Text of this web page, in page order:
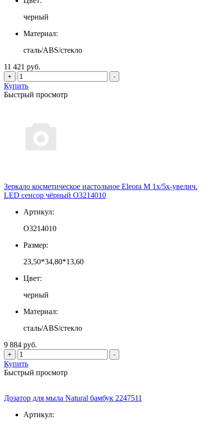
черный
Материал:
сталь/ABS/стекло
11 421 руб.
+ -
Купить
Быстрый просмотр
Зеркало косметическое настольное Eleora M 1х/5х-увелич.
LED сенсор чёрный О3214010
Артикул:
О3214010
Размер:
23,50*34,80*13,60
Цвет:
черный
Материал:
сталь/ABS/стекло
9 884 руб.
+ -
Купить
Быстрый просмотр
Дозатор для мыла Natural бамбук 2247511
Артикул: